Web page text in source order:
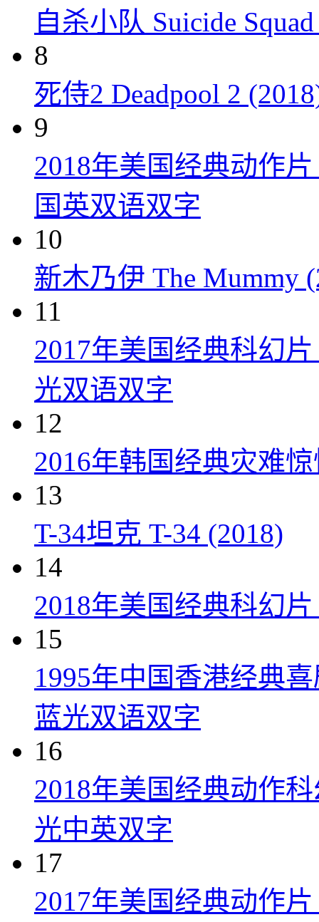
自杀小队 Suicide
8
死侍2 Deadpool 2
9
2018年美国经典动作
国英双语双字
10
新木乃伊 The Mummy
11
2017年美国经典科幻
光双语双字
12
2016年韩国经典灾难
13
T-34坦克 T-34 (2018)
14
2018年美国经典科幻
15
1995年中国香港经典
蓝光双语双字
16
2018年美国经典动作
光中英双字
17
2017年美国经典动作